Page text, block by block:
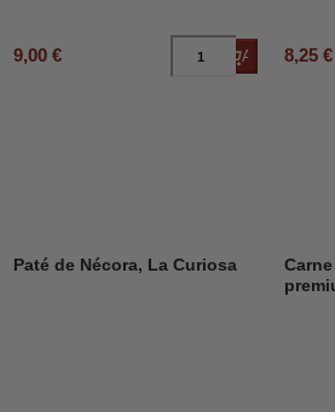
9,00 € Añadir al8,25 €
Paté de Nécora, La Curiosa